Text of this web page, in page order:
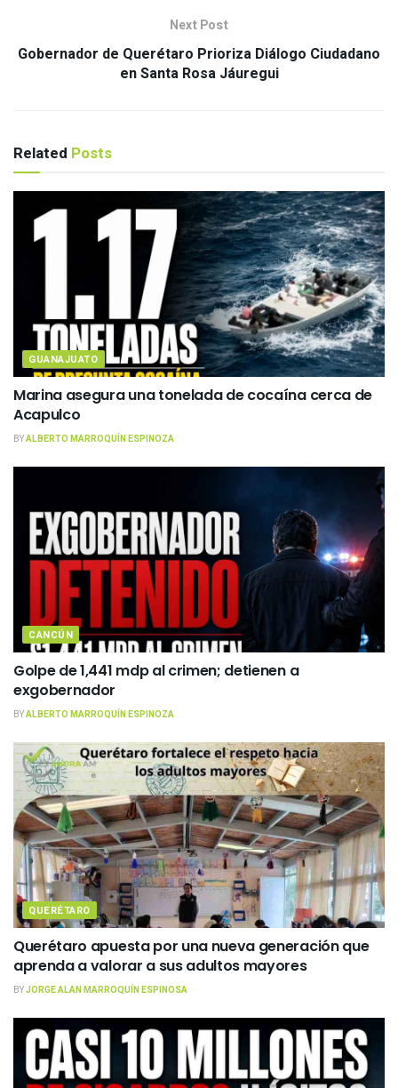
Next Post
Gobernador de Querétaro Prioriza Diálogo Ciudadano
en Santa Rosa Jáuregui
Related Posts
GUANAJUATO
Marina asegura una tonelada de cocaína cerca de
Acapulco
BYALBERTO MARROQUÍN ESPINOZA
CANCÚN
Golpe de 1,441 mdp al crimen; detienen a
exgobernador
BYALBERTO MARROQUÍN ESPINOZA
QUERÉTARO
Querétaro apuesta por una nueva generación que
aprenda a valorar a sus adultos mayores
BYJORGE ALAN MARROQUÍN ESPINOSA